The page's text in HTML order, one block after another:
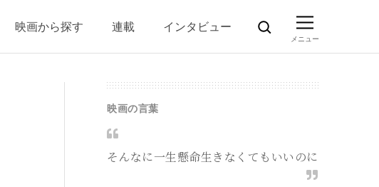
映画から探す 連載 インタビュー
映画の言葉
そんなに一生懸命生きなくてもいいのに